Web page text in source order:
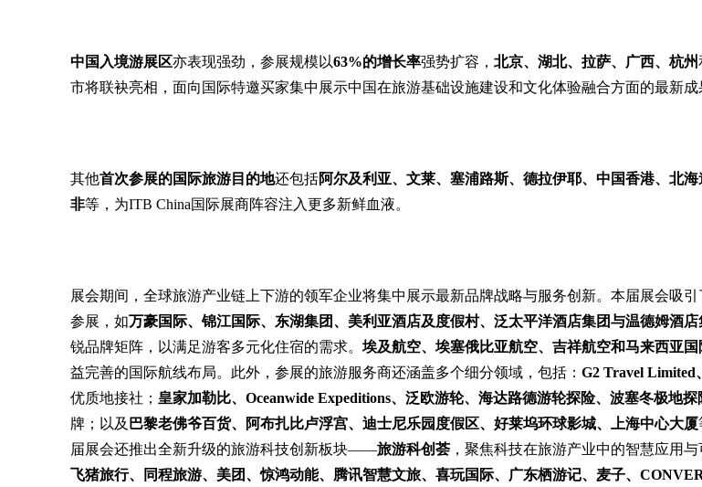
中国入境游展区亦表现强劲，参展规模以63%的增长率强势扩容， 北京、湖北、拉萨、广西、杭州
市将联袂亮相，面向国际特邀买家集中展示中国在旅游基础设施建设和文化体验融合方面的最新成
其他首次参展的国际旅游目的地还包括阿尔及利亚、文莱、塞浦路斯、德拉伊耶、中国香港、北
非等，为ITB China国际展商阵容注入更多新鲜血液。
展会期间，全球旅游产业链上下游的领军企业将集中展示最新品牌战略与服务创新。本届展会吸
参展，如万豪国际、锦江国际、东湖集团、美利亚酒店及度假村、泛太平洋酒店集团与温德姆酒店
锐品牌矩阵，以满足游客多元化住宿的需求。 埃及航空、埃塞俄比亚航空、吉祥航空和马来西亚国
益完善的国际航线布局。此外，参展的旅游服务商还涵盖多个细分领域，包括： G2 Travel Limited
优质地接社； 皇家加勒比、Oceanwide Expeditions、泛欧游轮、海达路德游轮探险、波塞冬极地
牌；以及 巴黎老佛爷百货、阿布扎比卢浮宫、迪士尼乐园度假区、好莱坞环球影城、上海中心大厦
届展会还推出全新升级的旅游科技创新板块——旅游科创荟 ，聚焦科技在旅游产业中的智慧应用与
飞猪旅行、同程旅游、美团、惊鸿动能、腾讯智慧文旅、喜玩国际、广东栖游记、麦子、